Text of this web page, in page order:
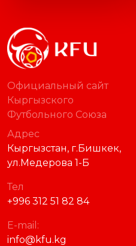
Официальный сайт
Кыргызского
Футбольного Союза
Адрес
Кыргызстан, г.Бишкек,
ул.Медерова 1-Б
Тел
+996 312 51 82 84
E-mail:
info@kfu.kg